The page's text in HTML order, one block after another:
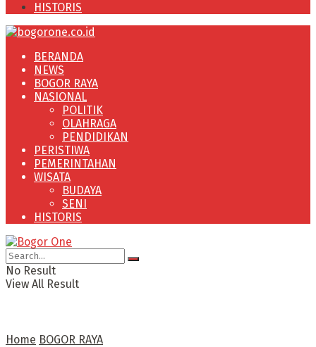
HISTORIS
BERANDA
NEWS
BOGOR RAYA
NASIONAL
POLITIK
OLAHRAGA
PENDIDIKAN
PERISTIWA
PEMERINTAHAN
WISATA
BUDAYA
SENI
HISTORIS
No Result
View All Result
Home BOGOR RAYA